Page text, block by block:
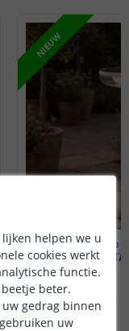
NIEUW
Tafellamp
helpen we u
cookies werkt
functie.
beter.
gedrag binnen
uw